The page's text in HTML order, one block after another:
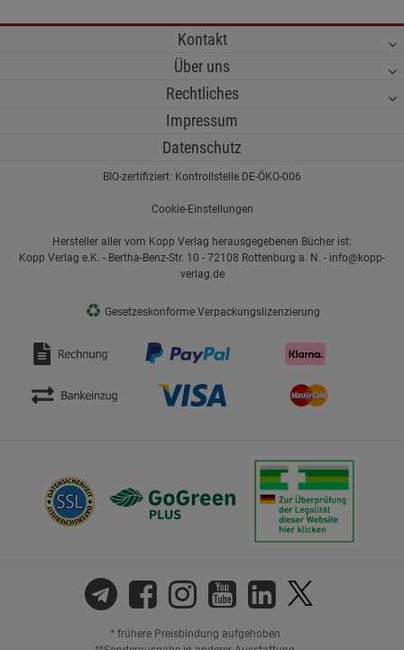
Kontakt
Über uns
Rechtliches
Impressum
Datenschutz
BIO-zertifiziert: Kontrollstelle DE-ÖKO-006
Cookie-Einstellungen
Hersteller aller vom Kopp Verlag herausgegebenen Bücher ist:
Kopp Verlag e.K. - Bertha-Benz-Str. 10 - 72108 Rottenburg a. N. - info@kopp-
verlag.de
♻ Gesetzeskonforme Verpackungslizenzierung
* frühere Preisbindung aufgehoben
Statistik Cookies (2) Statistik Cookies
Beschreibung Statistik Cookies
Cookie-Informationen
Marketing Cookies (3)
Datenschutzerklärung Impressum